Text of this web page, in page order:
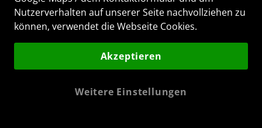
Grabsteine fürSchleswig-Holstein
Thüringen
Nutzerverhalten auf unserer Seite nachvollziehen zu
können, verwendet die Webseite Cookies.
Akzeptieren
Weitere Einstellungen